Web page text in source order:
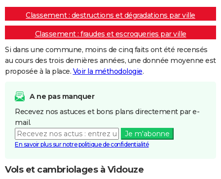
Classement : destructions et dégradations par ville
Classement : fraudes et escroqueries par ville
Si dans une commune, moins de cinq faits ont été recensés
au cours des trois dernières années, une donnée moyenne est
proposée à la place. Voir la méthodologie.
A ne pas manquer
Recevez nos astuces et bons plans directement par e-
mail.
Je m'abonne
En savoir plus sur notre politique de confidentialité
Vols et cambriolages à Vidouze